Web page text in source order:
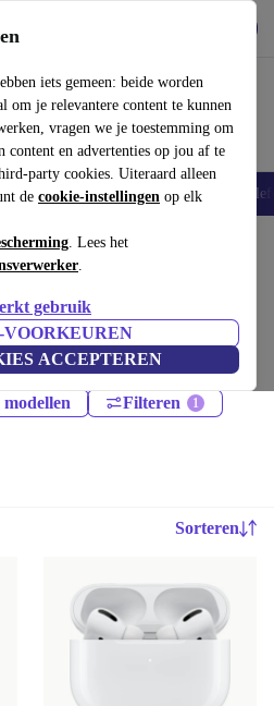
iets gemeen: beide worden
om je relevantere content te kunnen
vragen we je toestemming om
content en advertenties op jou af te
party cookies. Uiteraard alleen
de cookie-instellingen op elk
. Lees het
.
gebruik
ACCEPTEREN
Smartwatches Accessoires
onder 400€ – bespaar tot 40%.
garantie. Shop vandaag nog
Filteren
Sorteren